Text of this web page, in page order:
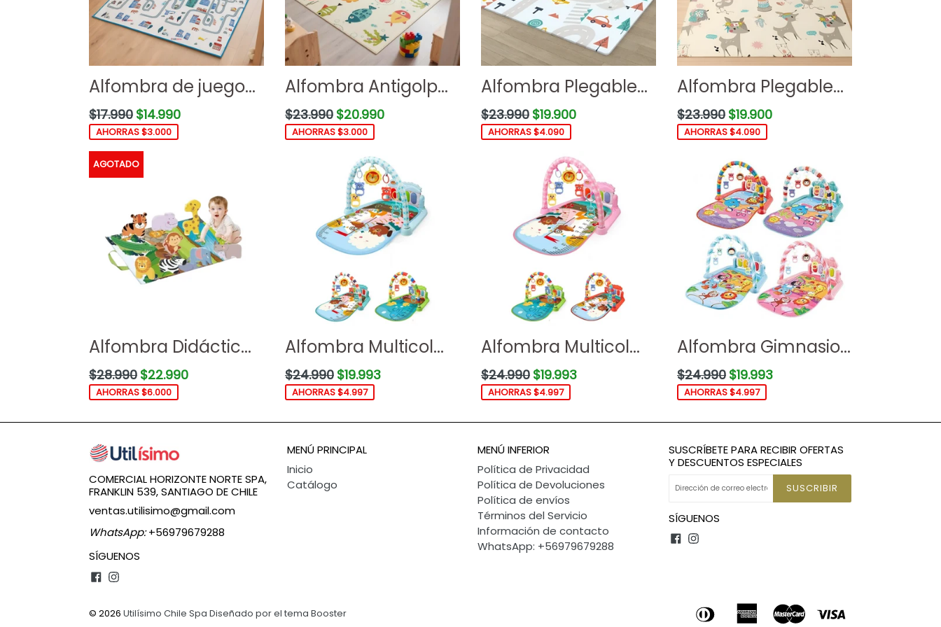
Alfombra de juego...
Precio
habitual
$17.990 $14.990
AHORRAS $3.000
Alfombra Antigolp...
Precio
habitual
$23.990 $20.990
AHORRAS $3.000
Alfombra Plegable...
Precio
habitual
$23.990 $19.900
AHORRAS $4.090
Alfombra Plegable...
Precio
habitual
$23.990 $19.900
AHORRAS $4.090
AGOTADO
Alfombra Didáctic...
Precio
habitual
$28.990 $22.990
AHORRAS $6.000
Alfombra Multicol...
Precio
habitual
$24.990 $19.993
AHORRAS $4.997
Alfombra Multicol...
Precio
habitual
$24.990 $19.993
AHORRAS $4.997
Alfombra Gimnasio...
Precio
habitual
$24.990 $19.993
AHORRAS $4.997
COMERCIAL HORIZONTE NORTE SPA,
FRANKLIN 539, SANTIAGO DE CHILE
ventas.utilisimo@gmail.com
WhatsApp:+56979679288
SÍGUENOS
Facebook
Instagram
MENÚ PRINCIPAL
Inicio
Catálogo
MENÚ INFERIOR
Política de Privacidad
Política de Devoluciones
Política de envíos
Términos del Servicio
Información de contacto
WhatsApp: +56979679288
SUSCRÍBETE PARA RECIBIR OFERTAS
Y DESCUENTOS ESPECIALES
SUSCRIBIR
SÍGUENOS
Facebook
Instagram
© 2026 Utilísimo Chile Spa Diseñado por el tema Booster